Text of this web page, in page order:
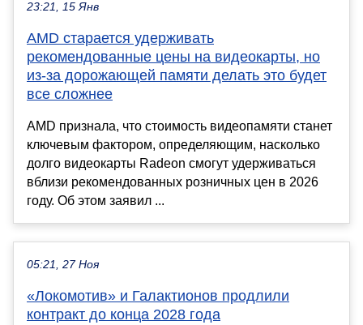
23:21, 15 Янв
AMD старается удерживать
рекомендованные цены на видеокарты, но
из-за дорожающей памяти делать это будет
все сложнее
AMD признала, что стоимость видеопамяти станет
ключевым фактором, определяющим, насколько
долго видеокарты Radeon смогут удерживаться
вблизи рекомендованных розничных цен в 2026
году. Об этом заявил ...
05:21, 27 Ноя
«Локомотив» и Галактионов продлили
контракт до конца 2028 года